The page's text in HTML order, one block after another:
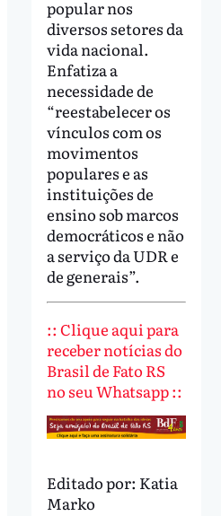
popular nos
diversos setores da
vida nacional.
Enfatiza a
necessidade de
“reestabelecer os
vínculos com os
movimentos
populares e as
instituições de
ensino sob marcos
democráticos e não
a serviço da UDR e
de generais”.
:: Clique aqui para
receber notícias do
Brasil de Fato RS
no seu Whatsapp ::
Editado por: Katia
Marko